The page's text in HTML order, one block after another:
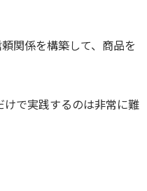
関係を構築して、商品を
けで実践するのは非常に難